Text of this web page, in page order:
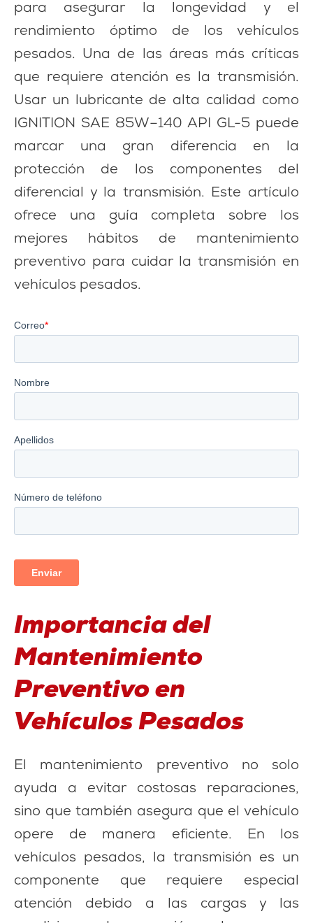
para asegurar la longevidad y el
rendimiento óptimo de los vehículos
pesados. Una de las áreas más críticas
que requiere atención es la transmisión.
Usar un lubricante de alta calidad como
IGNITION SAE 85W–140 API GL-5 puede
marcar una gran diferencia en la
protección de los componentes del
diferencial y la transmisión. Este artículo
ofrece una guía completa sobre los
mejores hábitos de mantenimiento
preventivo para cuidar la transmisión en
vehículos pesados.
Importancia del
Mantenimiento
Preventivo en
Vehículos Pesados
El mantenimiento preventivo no solo
ayuda a evitar costosas reparaciones,
sino que también asegura que el vehículo
opere de manera eficiente. En los
vehículos pesados, la transmisión es un
componente que requiere especial
atención debido a las cargas y las